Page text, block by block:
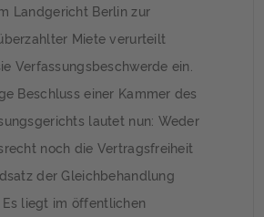
Landgericht Berlin zur
Miete verurteilt
Verfassungsbeschwerde ein.
Beschluss einer Kammer des
lautet nun: Weder
noch die Vertragsfreiheit
der Gleichbehandlung
liegt im öffentlichen